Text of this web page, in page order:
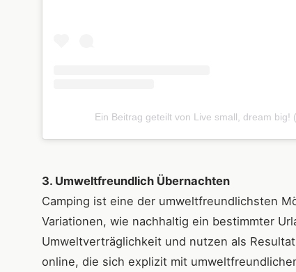
Ein Beitrag geteilt von Live small, dream big!
3. Umweltfreundlich Übernachten
Camping ist eine der umweltfreundlichsten
Variationen, wie nachhaltig ein bestimmter
Umweltverträglichkeit und nutzen als
online, die sich explizit mit